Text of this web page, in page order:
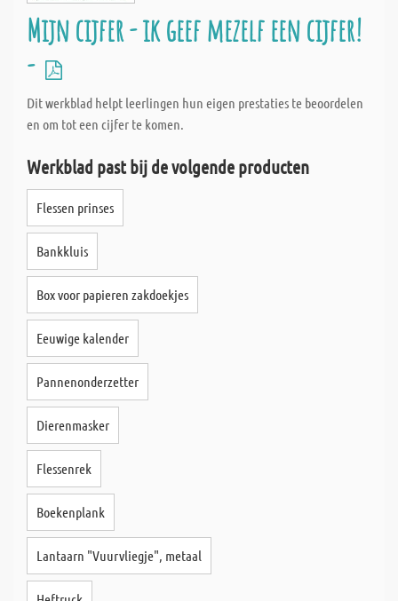
Mijn cijfer - ik geef mezelf een cijfer!
-
Dit werkblad helpt leerlingen hun eigen prestaties te beoordelen
en om tot een cijfer te komen.
Werkblad past bij de volgende producten
Flessen prinses
Bankkluis
Box voor papieren zakdoekjes
Eeuwige kalender
Pannenonderzetter
Dierenmasker
Flessenrek
Boekenplank
Lantaarn "Vuurvliegje", metaal